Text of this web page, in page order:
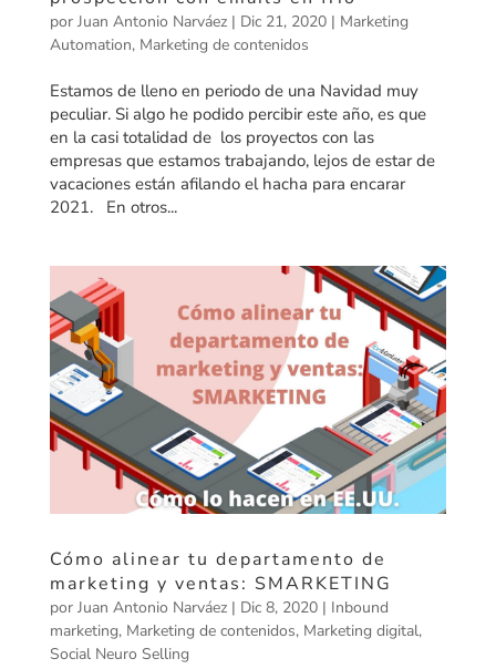
por Juan Antonio Narváez| Dic 21, 2020| Marketing
Automation, Marketing de contenidos
Estamos de lleno en periodo de una Navidad muy
peculiar. Si algo he podido percibir este año, es que
en la casi totalidad de los proyectos con las
empresas que estamos trabajando, lejos de estar de
vacaciones están afilando el hacha para encarar
2021. En otros...
Cómo alinear tu departamento de
marketing y ventas: SMARKETING
por Juan Antonio Narváez| Dic 8, 2020| Inbound
marketing, Marketing de contenidos, Marketing digital,
Social Neuro Selling